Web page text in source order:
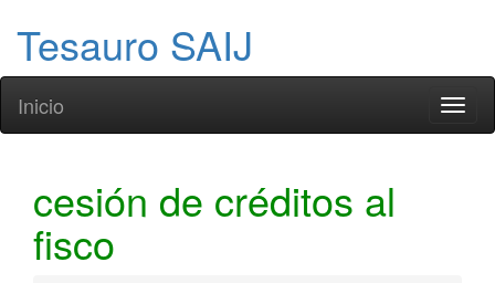
Tesauro SAIJ
Inicio
cesión de créditos al
fisco